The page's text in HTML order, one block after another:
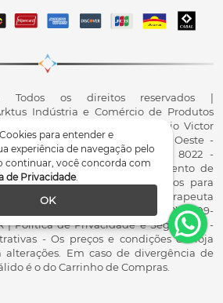
para entender e
experiência de navegação pelo
continuar, você concorda com
de Privacidade.
OK
Todos os direitos reservados |
Indústria e Comércio de Produtos
01.417.367/0001-78 | R. Antônio Victor
Industrial II, Santa Tereza do Oeste -
900 - Fale conosco: 0800 200 8022 -
| Autorização de Funcionamento de
- Para Fabricação de Produtos para
5 (UX418X102741) - Fisioterapeuta
Alex Fernando Zani - Crefito8(PR): 8409-
| Política de Privacidade e Segurança -
- Os preços e condições da loja
alterações. Em caso de divergência de
é o do Carrinho de Compras.